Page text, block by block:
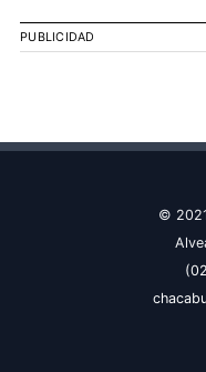
PUBLICIDAD
©